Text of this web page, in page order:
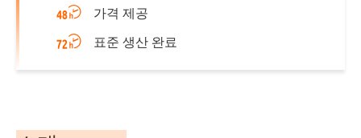
가격 제공
표준 생산 완료